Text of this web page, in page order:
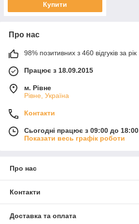
Купити
Про нас
98% позитивних з 460 відгуків за рік
Працює з 18.09.2015
м. Рівне
Рівне, Україна
Контакти
Сьогодні працює з 09:00 до 18:00
Показати весь графік роботи
Про нас
Контакти
Доставка та оплата